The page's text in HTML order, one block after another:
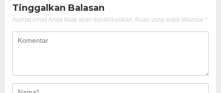
Tinggalkan Balasan
Alamat email Anda tidak akan dipublikasikan. Ruas yang wajib ditandai *